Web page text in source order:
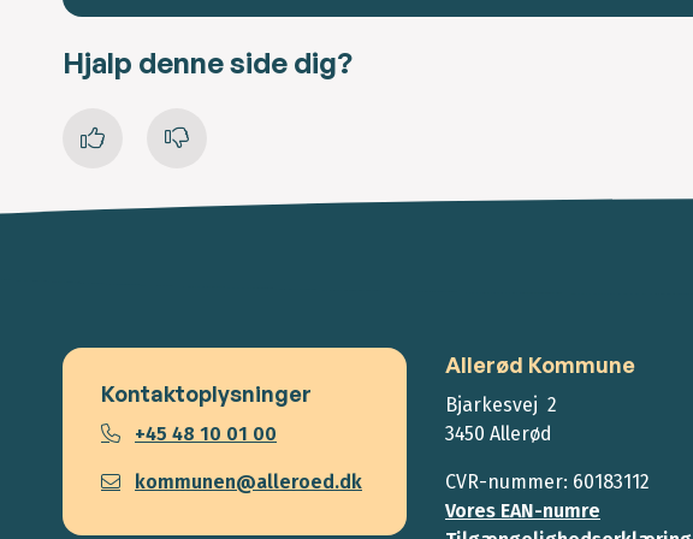
Hjalp denne side dig?
Kontaktoplysninger
+45 48 10 01 00
kommunen@alleroed.dk
Allerød Kommune
Bjarkesvej 2
3450 Allerød
CVR-nummer: 60183112
Vores EAN-numre